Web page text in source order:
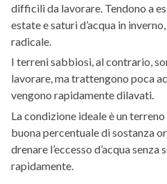
difficili da lavorare. Tendono a
estate e saturi d’acqua in
radicale.
I terreni sabbiosi, al contrario,
lavorare, ma trattengono poca
vengono rapidamente dilavati.
La condizione ideale è un
buona percentuale di sostanza
drenare l’eccesso d’acqua
rapidamente.